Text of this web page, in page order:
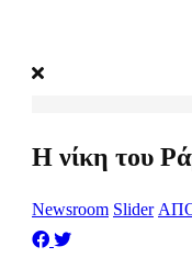
Η νίκη του
Newsroom Slider